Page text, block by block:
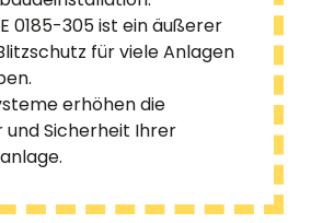
0185-305 ist ein äußerer
für viele Anlagen
erhöhen die
und Sicherheit Ihrer